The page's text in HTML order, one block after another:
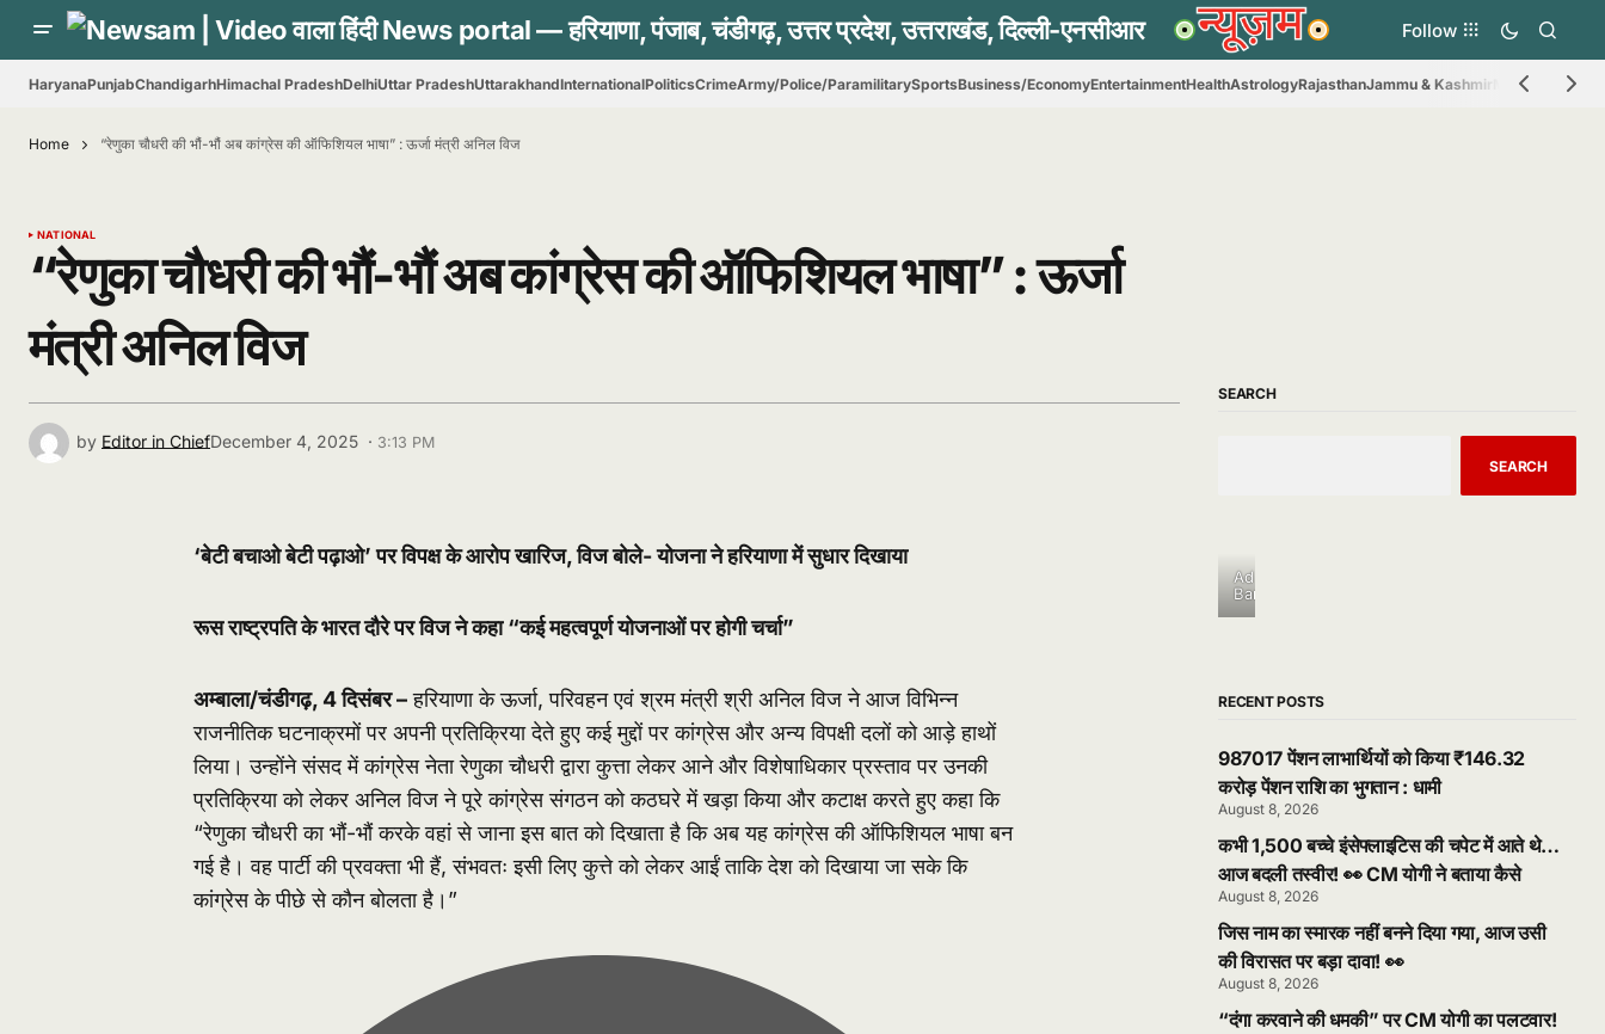
Follow
HaryanaPunjabChandigarhHimachal PradeshDelhiUttar PradeshUttarakhandInternationalPoliticsCrimeArmy/Police/ParamilitarySportsBusiness/EconomyEntertainmentHealthAstrologyRajasthanJammu & Kashmir Madhya
Home “रेणुका चौधरी की भौं-भौं अब कांग्रेस की ऑफिशियल भाषा” : ऊर्जा मंत्री अनिल विज
NATIONAL
“रेणुका चौधरी की भौं-भौं अब कांग्रेस की ऑफिशियल भाषा” : ऊर्जा
मंत्री अनिल विज
by Editor in ChiefDecember 4, 2025 · 3:13 PM
‘बेटी बचाओ बेटी पढ़ाओ’ पर विपक्ष के आरोप खारिज, विज बोले- योजना ने हरियाणा में सुधार दिखाया
रूस राष्ट्रपति के भारत दौरे पर विज ने कहा “कई महत्वपूर्ण योजनाओं पर होगी चर्चा”
अम्बाला/चंडीगढ़, 4 दिसंबर –हरियाणा के ऊर्जा, परिवहन एवं श्रम मंत्री श्री अनिल विज ने आज विभिन्न
राजनीतिक घटनाक्रमों पर अपनी प्रतिक्रिया देते हुए कई मुद्दों पर कांग्रेस और अन्य विपक्षी दलों को आड़े हाथों
लिया। उन्होंने संसद में कांग्रेस नेता रेणुका चौधरी द्वारा कुत्ता लेकर आने और विशेषाधिकार प्रस्ताव पर उनकी
प्रतिक्रिया को लेकर अनिल विज ने पूरे कांग्रेस संगठन को कठघरे में खड़ा किया और कटाक्ष करते हुए कहा कि
“रेणुका चौधरी का भौं-भौं करके वहां से जाना इस बात को दिखाता है कि अब यह कांग्रेस की ऑफिशियल भाषा बन
गई है। वह पार्टी की प्रवक्ता भी हैं, संभवतः इसी लिए कुत्ते को लेकर आईं ताकि देश को दिखाया जा सके कि
कांग्रेस के पीछे से कौन बोलता है।”
SEARCH
SEARCH
Ad
Banner
RECENT POSTS
987017 पेंशन लाभार्थियों को किया ₹146.32
करोड़ पेंशन राशि का भुगतान : धामी
August 8, 2026
कभी 1,500 बच्चे इंसेफ्लाइटिस की चपेट में आते थे…
आज बदली तस्वीर! 👀 CM योगी ने बताया कैसे
August 8, 2026
जिस नाम का स्मारक नहीं बनने दिया गया, आज उसी
की विरासत पर बड़ा दावा! 👀
August 8, 2026
“दंगा करवाने की धमकी” पर CM योगी का पलटवार!